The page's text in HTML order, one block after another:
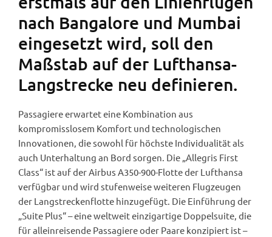
nach Bangalore und Mumbai
eingesetzt wird, soll den
Maßstab auf der Lufthansa-
Langstrecke neu definieren.
Passagiere erwartet eine Kombination aus
kompromisslosem Komfort und technologischen
Innovationen, die sowohl für höchste Individualität als
auch Unterhaltung an Bord sorgen. Die „Allegris First
Class“ ist auf der Airbus A350-900-Flotte der Lufthansa
verfügbar und wird stufenweise weiteren Flugzeugen
der Langstreckenflotte hinzugefügt. Die Einführung der
„Suite Plus“ – eine weltweit einzigartige Doppelsuite, die
für alleinreisende Passagiere oder Paare konzipiert ist –